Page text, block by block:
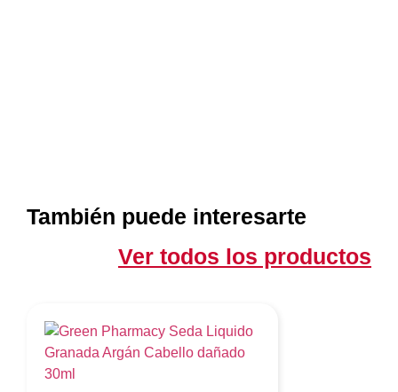
También puede interesarte
Ver todos los productos